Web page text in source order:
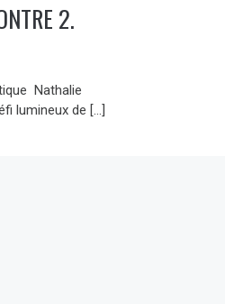
2.
Nathalie
lumineux de […]